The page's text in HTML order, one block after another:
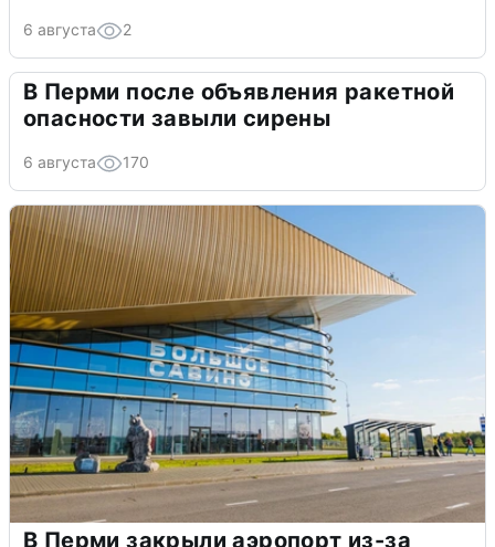
6 августа 2
В Перми после объявления ракетной
опасности завыли сирены
6 августа 170
В Перми закрыли аэропорт из-за